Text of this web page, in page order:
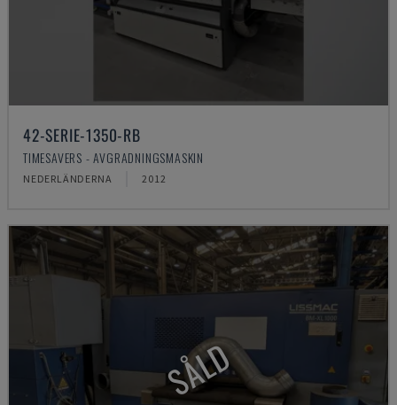
42-SERIE-1350-RB
TIMESAVERS - AVGRADNINGSMASKIN
NEDERLÄNDERNA 2012
SÅLD